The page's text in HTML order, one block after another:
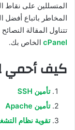
المتسللين على
المخاطر باتباع
تتناول المقالة
cPanel الخاص بك.
كيف أحمي cPanel الخاص بي؟
تأمين SSH
تأمين Apache
تقوية نظام